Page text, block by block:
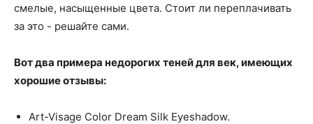
смелые, насыщенные цвета. Стоит ли переплачивать
за это - решайте сами.
Вот два примера недорогих теней для век, имеющих
хорошие отзывы:
Art-Visage Color Dream Silk Eyeshadow.